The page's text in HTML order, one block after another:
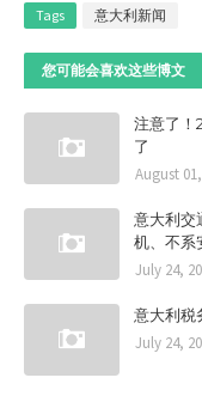
Tags 意大利新闻
您可能会喜欢这些博文
注意了！
了
August
意大利交
机、不系
July 24,
意大利税
July 24,